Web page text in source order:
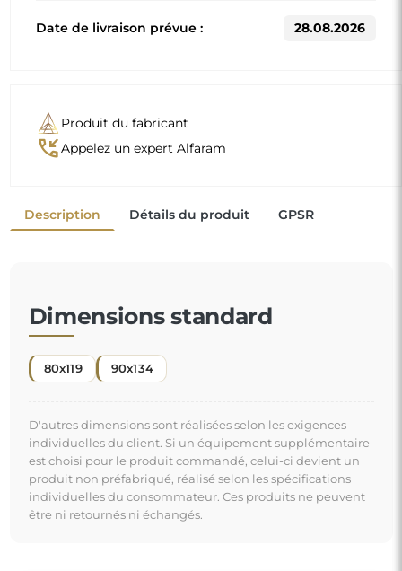
Date de livraison prévue : 28.08.2026
Produit du fabricant
phone_callbackAppelez un expert Alfaram
Description Détails du produit GPSR
Dimensions standard
80x119 90x134
D'autres dimensions sont réalisées selon les exigences
individuelles du client. Si un équipement supplémentaire
est choisi pour le produit commandé, celui-ci devient un
produit non préfabriqué, réalisé selon les spécifications
individuelles du consommateur. Ces produits ne peuvent
être ni retournés ni échangés.